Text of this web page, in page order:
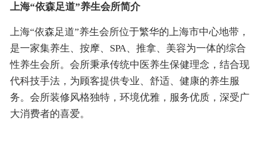
上海“依森足道”养生会所简介
上海“依森足道”养生会所位于繁华的上海市中心地带，
是一家集养生、按摩、SPA、推拿、美容为一体的综合
性养生会所。会所秉承传统中医养生保健理念，结合现
代科技手法，为顾客提供专业、舒适、健康的养生服
务。会所装修风格独特，环境优雅，服务优质，深受广
大消费者的喜爱。